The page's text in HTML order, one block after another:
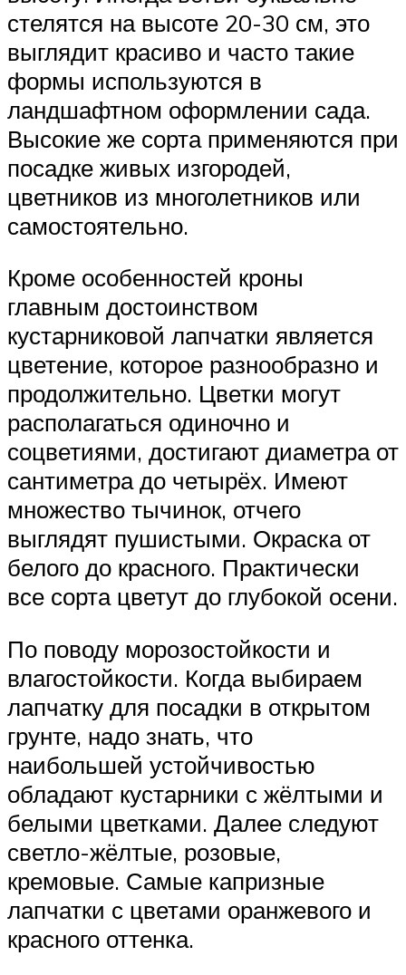
стелятся на высоте 20-30 см, это
выглядит красиво и часто такие
формы используются в
ландшафтном оформлении сада.
Высокие же сорта применяются при
посадке живых изгородей,
цветников из многолетников или
самостоятельно.
Кроме особенностей кроны
главным достоинством
кустарниковой лапчатки является
цветение, которое разнообразно и
продолжительно. Цветки могут
располагаться одиночно и
соцветиями, достигают диаметра от
сантиметра до четырёх. Имеют
множество тычинок, отчего
выглядят пушистыми. Окраска от
белого до красного. Практически
все сорта цветут до глубокой осени.
По поводу морозостойкости и
влагостойкости. Когда выбираем
лапчатку для посадки в открытом
грунте, надо знать, что
наибольшей устойчивостью
обладают кустарники с жёлтыми и
белыми цветками. Далее следуют
светло-жёлтые, розовые,
кремовые. Самые капризные
лапчатки с цветами оранжевого и
красного оттенка.